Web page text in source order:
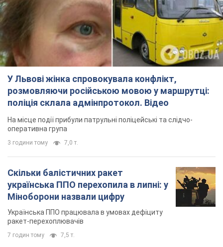
У Львові жінка спровокувала конфлікт,
розмовляючи російською мовою у маршрутці:
поліція склала адмінпротокол. Відео
На місце події прибули патрульні поліцейські та слідчо-
оперативна група
3 години тому 7,0 т.
Скільки балістичних ракет
українська ППО перехопила в липні: у
Міноборони назвали цифру
Українська ППО працювала в умовах дефіциту
ракет-перехоплювачів
7 годин тому 7,5 т.